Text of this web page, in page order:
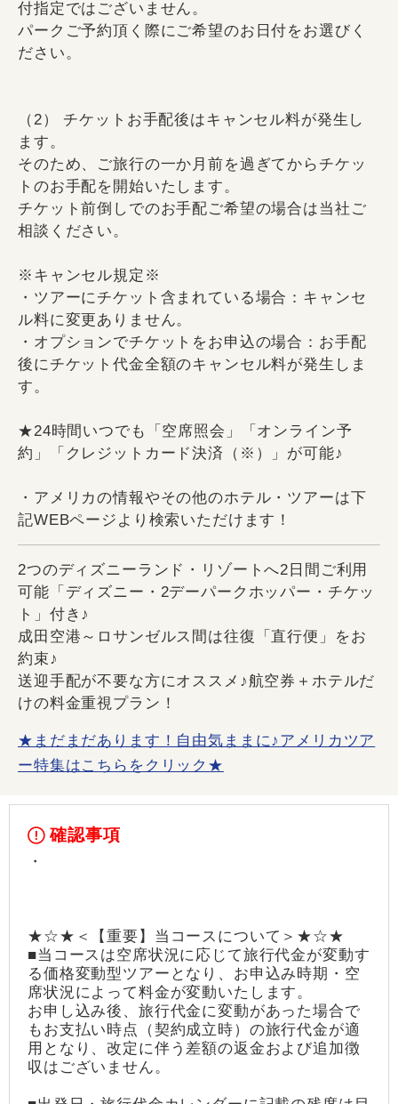
付指定ではございません。
パークご予約頂く際にご希望のお日付をお選びく
ださい。
（2） チケットお手配後はキャンセル料が発生し
ます。
そのため、ご旅行の一か月前を過ぎてからチケッ
トのお手配を開始いたします。
チケット前倒しでのお手配ご希望の場合は当社ご
相談ください。
※キャンセル規定※
・ツアーにチケット含まれている場合：キャンセ
ル料に変更ありません。
・オプションでチケットをお申込の場合：お手配
後にチケット代金全額のキャンセル料が発生しま
す。
★24時間いつでも「空席照会」「オンライン予
約」「クレジットカード決済（※）」が可能♪
・アメリカの情報やその他のホテル・ツアーは下
記WEBページより検索いただけます！
2つのディズニーランド・リゾートへ2日間ご利用
可能「ディズニー・2デーパークホッパー・チケッ
ト」付き♪
成田空港～ロサンゼルス間は往復「直行便」をお
約束♪
送迎手配が不要な方にオススメ♪航空券＋ホテルだ
けの料金重視プラン！
★まだまだあります！自由気ままに♪アメリカツア
ー特集はこちらをクリック★
確認事項
・
★☆★＜【重要】当コースについて＞★☆★
■当コースは空席状況に応じて旅行代金が変動す
る価格変動型ツアーとなり、お申込み時期・空
席状況によって料金が変動いたします。
お申し込み後、旅行代金に変動があった場合で
もお支払い時点（契約成立時）の旅行代金が適
用となり、改定に伴う差額の返金および追加徴
収はございません。